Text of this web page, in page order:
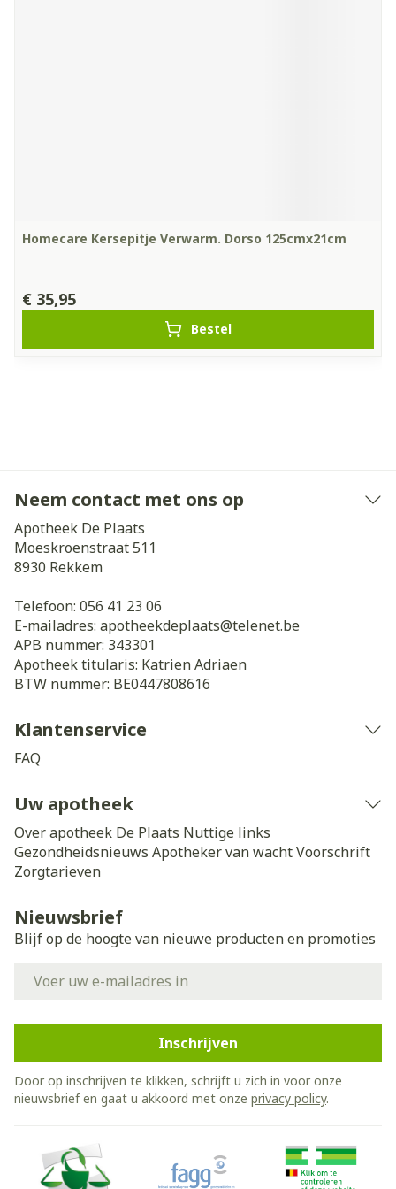
Homecare Kersepitje Verwarm. Dorso 125cmx21cm
€ 35,95
Bestel
Neem contact met ons op
Apotheek De Plaats
Moeskroenstraat 511
8930 Rekkem
Telefoon: 056 41 23 06
E-mailadres: apotheekdeplaats@telenet.be
APB nummer: 343301
Apotheek titularis: Katrien Adriaen
BTW nummer: BE0447808616
Klantenservice
FAQ
Uw apotheek
Over apotheek De Plaats Nuttige links
Gezondheidsnieuws Apotheker van wachtVoorschrift
Zorgtarieven
Nieuwsbrief
Blijf op de hoogte van nieuwe producten en promoties
Inschrijven
Door op inschrijven te klikken, schrijft u zich in voor onze
nieuwsbrief en gaat u akkoord met onze privacy policy.